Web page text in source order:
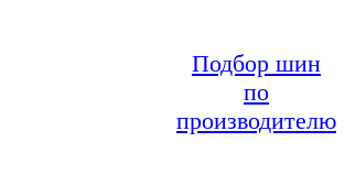
Подбор шин
по
производителю